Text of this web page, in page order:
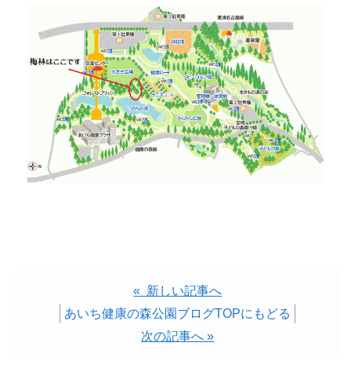
« 新しい記事へ
あいち健康の森公園ブログTOPにもどる
次の記事へ »